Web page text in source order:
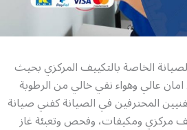
الخاصة بالتكييف المركزي بحيث
عالي وهواء نقي خالي من الرطوبة
المحترفين في الصيانة كفني صيانة
مركزي ومكيفات، وفحص وتعبئة غاز